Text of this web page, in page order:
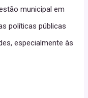
municipal em
políticas públicas
especialmente às